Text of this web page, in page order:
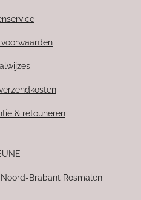
& retouneren
Brabant Rosmalen